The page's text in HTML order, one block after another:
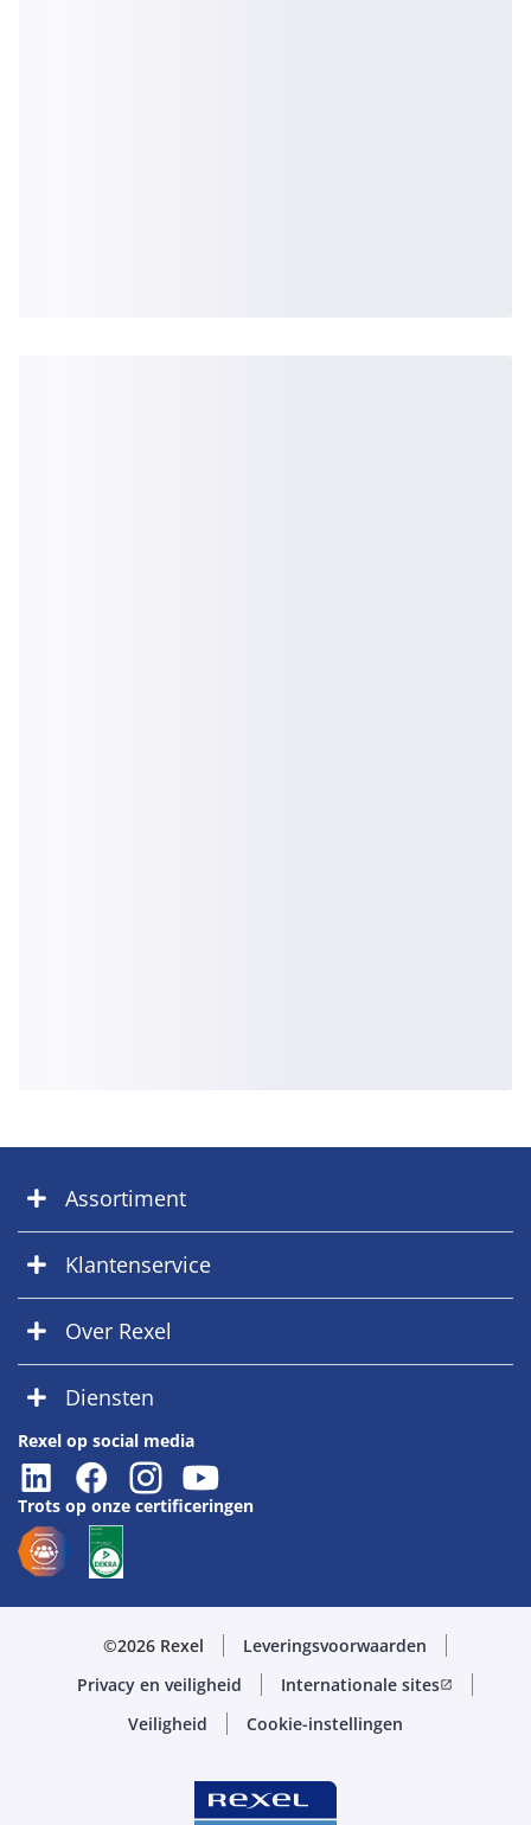
Assortiment
Klantenservice
Over Rexel
Diensten
Rexel op social media
Trots op onze certificeringen
©2026 Rexel
Leveringsvoorwaarden
Privacy en veiligheid
Internationale sitesopen_in_new
Veiligheid Cookie-instellingen